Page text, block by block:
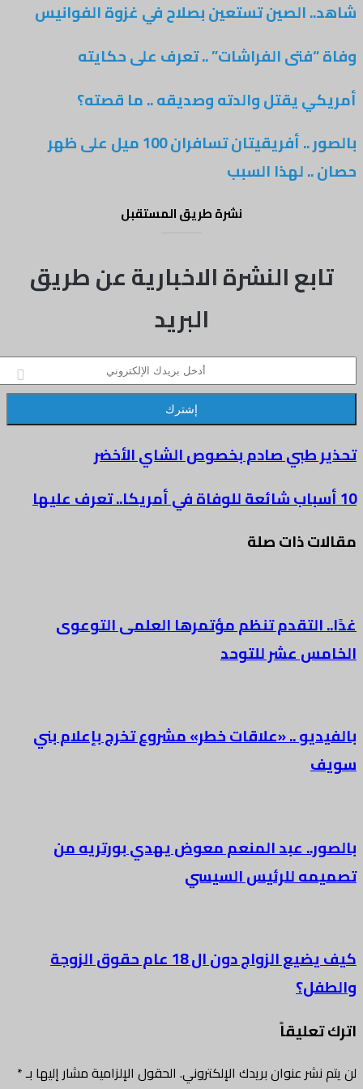
الصين تستعين بصلاح في غزوة الفوانيس
الفراشات” .. تعرف على حكايته
يقتل والدته وصديقه .. ما قصته؟
بالصور .. أفريقيتان تسافران 100 ميل على ظهر
لهذا السبب
نشرة طريق المستقبل
النشرة الاخبارية عن طريق
البريد
طبي صادم بخصوص الشاي الأخضر
ذات صلة
تنظم مؤتمرها العلمى التوعوى
عشر للتوحد
.. «علاقات خطر» مشروع تخرج بإعلام بني
عبد المنعم معوض يهدي بورتريه من
للرئيس السيسي
كيف يضيع الزواج دون ال 18 عام حقوق الزوجة
عنوان بريدك الإلكتروني.الحقول الإلزامية مشار إليها بـ*